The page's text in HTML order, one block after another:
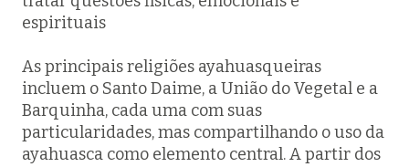
espirituais
As principais religiões ayahuasqueiras
incluem o Santo Daime, a União do Vegetal e a
Barquinha, cada uma com suas
particularidades, mas compartilhando o uso da
ayahuasca como elemento central. A partir dos